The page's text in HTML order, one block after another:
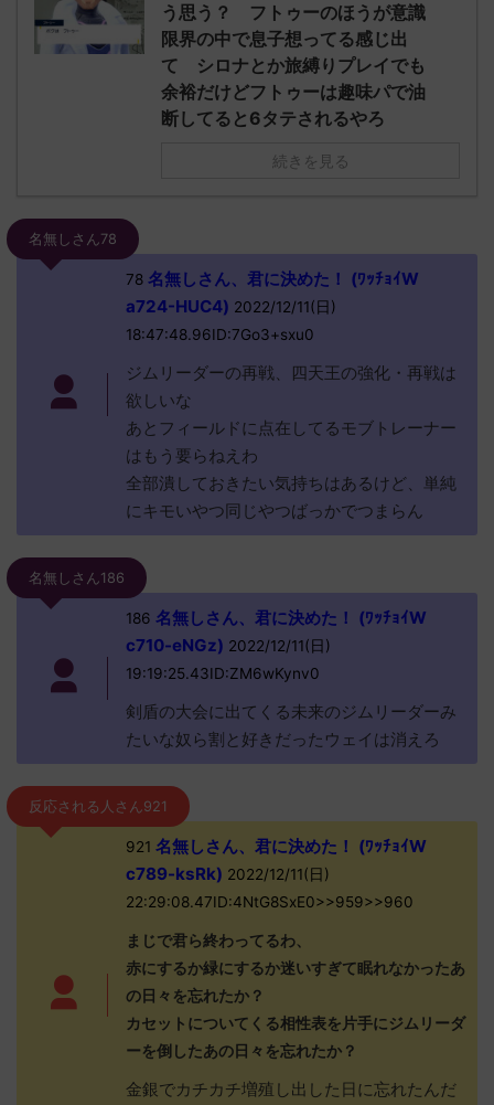
う思う？ フトゥーのほうが意識
限界の中で息子想ってる感じ出
て シロナとか旅縛りプレイでも
余裕だけどフトゥーは趣味パで油
断してると6タテされるやろ
続きを見る
名無しさん78
78名無しさん、君に決めた！ (ﾜｯﾁｮｲW
a724-HUC4) 2022/12/11(日)
18:47:48.96ID:7Go3+sxu0
ジムリーダーの再戦、四天王の強化・再戦は
欲しいな
あとフィールドに点在してるモブトレーナー
はもう要らねえわ
全部潰しておきたい気持ちはあるけど、単純
にキモいやつ同じやつばっかでつまらん
名無しさん186
186 名無しさん、君に決めた！ (ﾜｯﾁｮｲW
c710-eNGz) 2022/12/11(日)
19:19:25.43ID:ZM6wKynv0
剣盾の大会に出てくる未来のジムリーダーみ
たいな奴ら割と好きだったウェイは消えろ
反応される人さん921
921 名無しさん、君に決めた！ (ﾜｯﾁｮｲW
c789-ksRk) 2022/12/11(日)
22:29:08.47ID:4NtG8SxE0>>959>>960
まじで君ら終わってるわ、
赤にするか緑にするか迷いすぎて眠れなかったあ
の日々を忘れたか？
カセットについてくる相性表を片手にジムリーダ
ーを倒したあの日々を忘れたか？
金銀でカチカチ増殖し出した日に忘れたんだ